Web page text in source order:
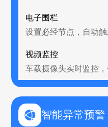
电子围栏
设置必经节点，自动
视频监控
车载摄像头实时监控
智能异常预警